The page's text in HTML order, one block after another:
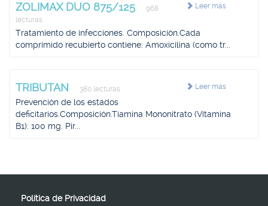
Leer más
ZOLIMAX DUO 875/125
968
lecturas
Tratamiento de infecciones. Composición.Cada
comprimido recubierto contiene: Amoxicilina (como tr...
Leer más
TRIBUTAN 380 lecturas
Prevención de los estados
deficitarios.Composición.Tiamina Mononitrato (Vitamina
B1): 100 mg. Pir...
Política de Privacidad